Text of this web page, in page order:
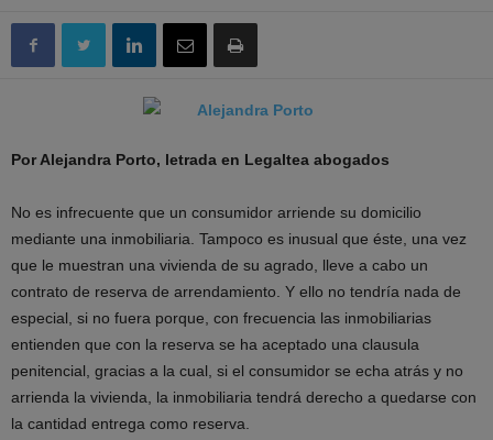
Por Alejandra Porto, letrada en Legaltea abogados
No es infrecuente que un consumidor arriende su domicilio
mediante una inmobiliaria. Tampoco es inusual que éste, una vez
que le muestran una vivienda de su agrado, lleve a cabo un
contrato de reserva de arrendamiento. Y ello no tendría nada de
especial, si no fuera porque, con frecuencia las inmobiliarias
entienden que con la reserva se ha aceptado una clausula
penitencial, gracias a la cual, si el consumidor se echa atrás y no
arrienda la vivienda, la inmobiliaria tendrá derecho a quedarse con
la cantidad entrega como reserva.